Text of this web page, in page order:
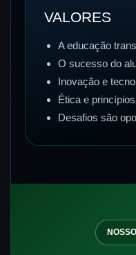
VALORES
A educação
O sucesso do
Inovação e
Ética e
Desafios são